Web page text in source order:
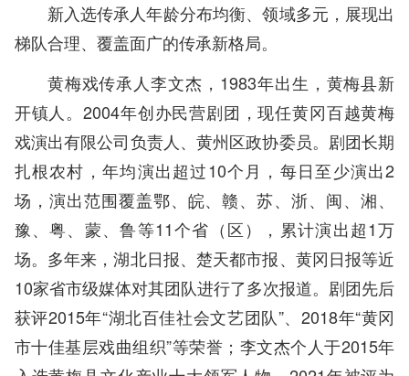
新入选传承人年龄分布均衡、领域多元，展现出
梯队合理、覆盖面广的传承新格局。
黄梅戏传承人李文杰，1983年出生，黄梅县新
开镇人。2004年创办民营剧团，现任黄冈百越黄梅
戏演出有限公司负责人、黄州区政协委员。剧团长期
扎根农村，年均演出超过10个月，每日至少演出2
场，演出范围覆盖鄂、皖、赣、苏、浙、闽、湘、
豫、粤、蒙、鲁等11个省（区），累计演出超1万
场。多年来，湖北日报、楚天都市报、黄冈日报等近
10家省市级媒体对其团队进行了多次报道。剧团先后
获评2015年“湖北百佳社会文艺团队”、2018年“黄冈
市十佳基层戏曲组织”等荣誉；李文杰个人于2015年